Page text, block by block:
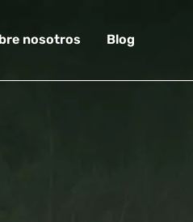
nosotros Blog